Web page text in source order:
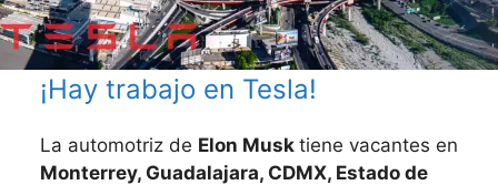
¡Hay trabajo en Tesla!
La automotriz de Elon Musk tiene vacantes en
Monterrey, Guadalajara, CDMX, Estado de